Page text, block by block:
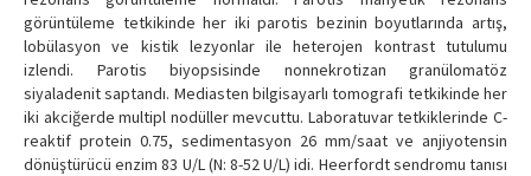
görüntüleme tetkikinde her iki parotis bezinin boyutlarında artış,
lobülasyon ve kistik lezyonlar ile heterojen kontrast tutulumu
izlendi. Parotis biyopsisinde nonnekrotizan granülomatöz
siyaladenit saptandı. Mediasten bilgisayarlı tomografi tetkikinde her
iki akciğerde multipl nodüller mevcuttu. Laboratuvar tetkiklerinde C-
reaktif protein 0.75, sedimentasyon 26 mm/saat ve anjiyotensin
dönüştürücü enzim 83 U/L (N: 8-52 U/L) idi. Heerfordt sendromu tanısı